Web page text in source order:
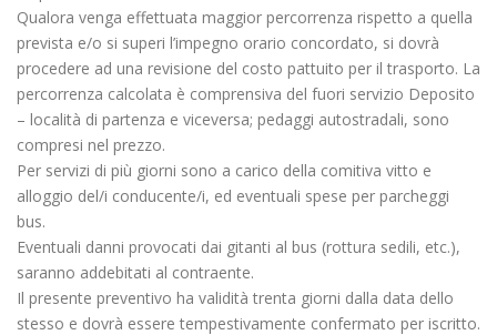
Qualora venga effettuata maggior percorrenza rispetto a quella
prevista e/o si superi l’impegno orario concordato, si dovrà
procedere ad una revisione del costo pattuito per il trasporto. La
percorrenza calcolata è comprensiva del fuori servizio Deposito
– località di partenza e viceversa; pedaggi autostradali, sono
compresi nel prezzo.
Per servizi di più giorni sono a carico della comitiva vitto e
alloggio del/i conducente/i, ed eventuali spese per parcheggi
bus.
Eventuali danni provocati dai gitanti al bus (rottura sedili, etc.),
saranno addebitati al contraente.
Il presente preventivo ha validità trenta giorni dalla data dello
stesso e dovrà essere tempestivamente confermato per iscritto.